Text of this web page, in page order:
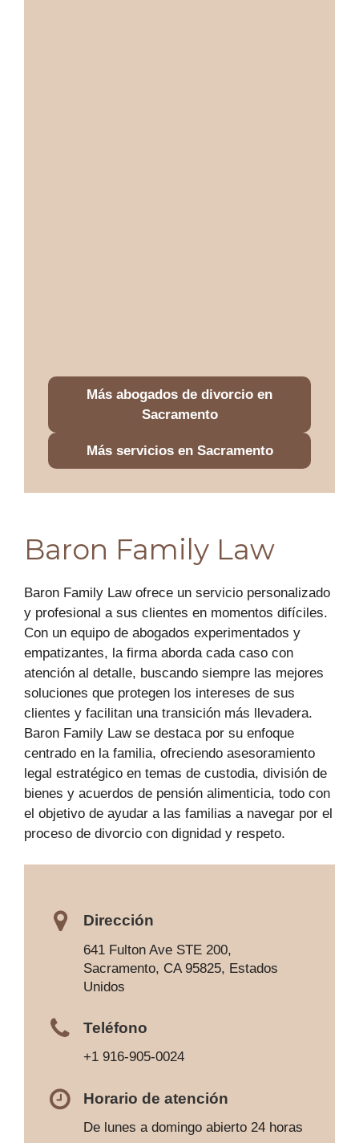
Más abogados de divorcio en
Sacramento
Más servicios en Sacramento
Baron Family Law
Baron Family Law ofrece un servicio personalizado
y profesional a sus clientes en momentos difíciles.
Con un equipo de abogados experimentados y
empatizantes, la firma aborda cada caso con
atención al detalle, buscando siempre las mejores
soluciones que protegen los intereses de sus
clientes y facilitan una transición más llevadera.
Baron Family Law se destaca por su enfoque
centrado en la familia, ofreciendo asesoramiento
legal estratégico en temas de custodia, división de
bienes y acuerdos de pensión alimenticia, todo con
el objetivo de ayudar a las familias a navegar por el
proceso de divorcio con dignidad y respeto.
Dirección
641 Fulton Ave STE 200,
Sacramento, CA 95825, Estados
Unidos
Teléfono
+1 916-905-0024
Horario de atención
De lunes a domingo abierto 24 horas